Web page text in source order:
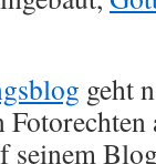
geht
seinem